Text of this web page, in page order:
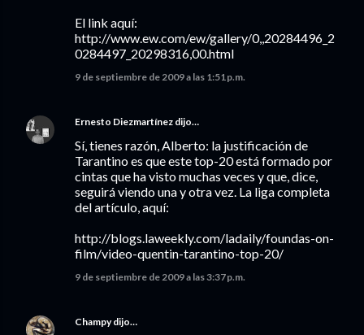
El link aquí:
http://www.ew.com/ew/gallery/0,,20284496_2
0284497_20298316,00.html
9 de septiembre de 2009 a las 1:51 p.m.
Ernesto Diezmartínez dijo…
Sí, tienes razón, Alberto: la justificación de
Tarantino es que este top-20 está formado por
cintas que ha visto muchas veces y que, dice,
seguirá viendo una y otra vez. La liga completa
del artículo, aquí:
http://blogs.laweekly.com/ladaily/foundas-on-
film/video-quentin-tarantino-top-20/
9 de septiembre de 2009 a las 3:37 p.m.
Champydijo…